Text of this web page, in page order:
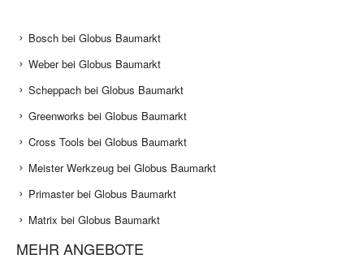
Bosch bei Globus Baumarkt
Weber bei Globus Baumarkt
Scheppach bei Globus Baumarkt
Greenworks bei Globus Baumarkt
Cross Tools bei Globus Baumarkt
Meister Werkzeug bei Globus Baumarkt
Primaster bei Globus Baumarkt
Matrix bei Globus Baumarkt
MEHR ANGEBOTE